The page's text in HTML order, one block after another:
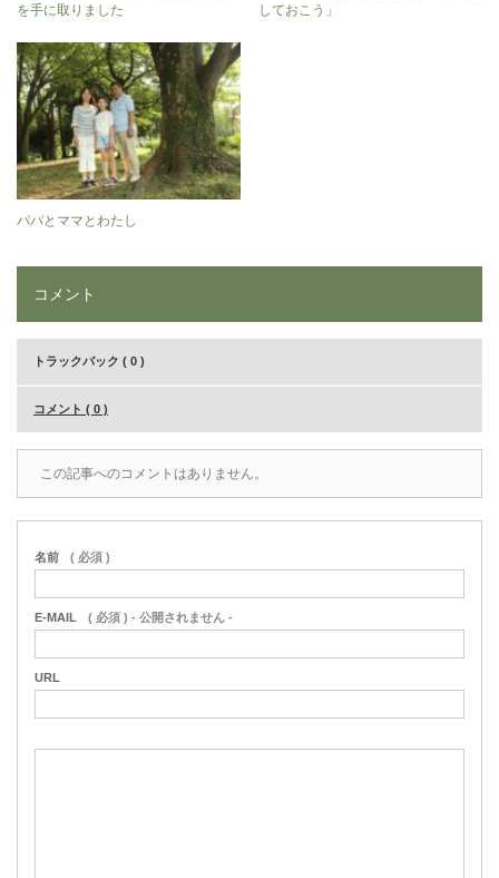
を手に取りました
しておこう」
パパとママとわたし
コメント
トラックバック ( 0 )
コメント ( 0 )
この記事へのコメントはありません。
名前 ( 必須 )
E-MAIL ( 必須 ) - 公開されません -
URL